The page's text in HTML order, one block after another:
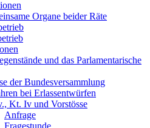
Organe beider Räte
und das Parlamentarische
der Bundesversammlung
bei Erlassentwürfen
Kt. Iv und Vorstösse
Anfrage